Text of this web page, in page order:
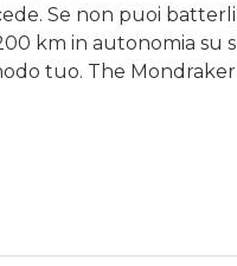
Se non puoi
km in autonomia
tuo. The Mondraker